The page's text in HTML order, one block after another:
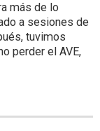
más de lo
a sesiones de
tuvimos
perder el AVE,